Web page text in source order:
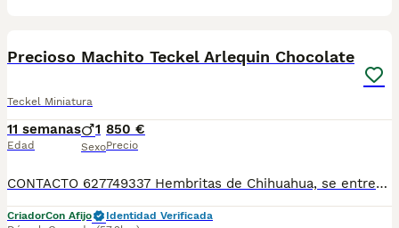
Precioso Machito Teckel Arlequin Chocolate
Teckel Miniatura
11 semanas
Edad
1
Sexo
850 €
Precio
CONTACTO 627749337 Hembritas de Chihuahua, se entregan vacunados, desparasitados con su cartilla veterinaria. Criador profesional con afijo de la RSCE y FCI Centro de cria autorizado con núcleo zoológico Registro de criador autorizado
CriadorCon Afijo
Identidad Verificada